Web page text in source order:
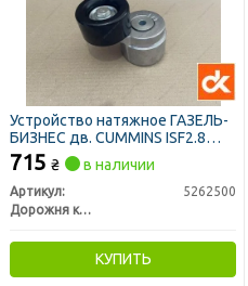
Устройство натяжное ГАЗЕЛЬ-
БИЗНЕС дв. CUMMINS ISF2.8
(ДК)
715 ₴ в наличии
Артикул:
5262500
Дорожня карта
КУПИТЬ